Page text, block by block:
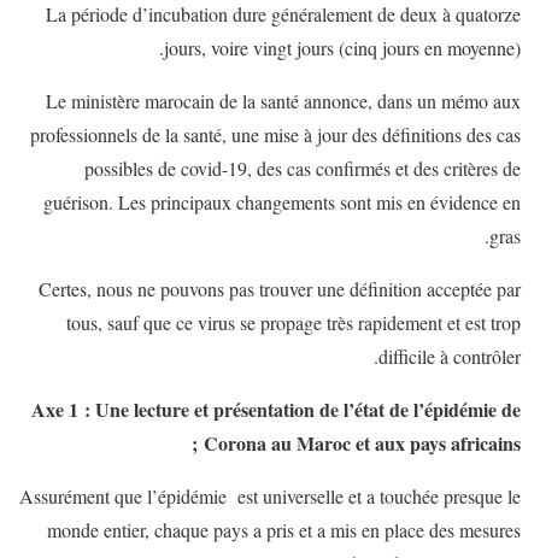
La période d’incubation dure généralement de deux à quatorze
jours, voire vingt jours (cinq jours en moyenne).
Le ministère marocain de la santé annonce, dans un mémo aux
professionnels de la santé, une mise à jour des définitions des cas
possibles de covid-19, des cas confirmés et des critères de
guérison. Les principaux changements sont mis en évidence en
gras.
Certes, nous ne pouvons pas trouver une définition acceptée par
tous, sauf que ce virus se propage très rapidement et est trop
difficile à contrôler.
Axe 1 : Une lecture et présentation de l’état de l’épidémie de
Corona au Maroc et aux pays africains ;
Assurément que l’épidémie est universelle et a touchée presque le
monde entier, chaque pays a pris et a mis en place des mesures